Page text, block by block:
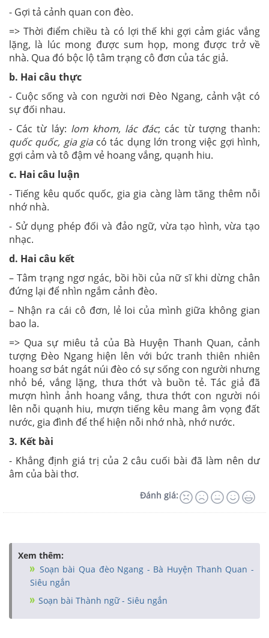
- Gợi tả cảnh quan con đèo.
=> Thời điểm chiều tà có lợi thế khi gợi cảm giác vắng
lặng, là lúc mong được sum họp, mong được trở về
nhà. Qua đó bộc lộ tâm trạng cô đơn của tác giả.
b. Hai câu thực
- Cuộc sống và con người nơi Đèo Ngang, cảnh vật có
sự đối nhau.
- Các từ láy: lom khom, lác đác; các từ tượng thanh:
quốc quốc, gia giacó tác dụng lớn trong việc gợi hình,
gợi cảm và tô đậm vẻ hoang vắng, quạnh hiu.
c. Hai câu luận
- Tiếng kêu quốc quốc, gia gia càng làm tăng thêm nỗi
nhớ nhà.
- Sử dụng phép đối và đảo ngữ, vừa tạo hình, vừa tạo
nhạc.
d. Hai câu kết
– Tâm trạng ngơ ngác, bồi hồi của nữ sĩ khi dừng chân
đứng lại để nhìn ngắm cảnh đèo.
– Nhận ra cái cô đơn, lẻ loi của mình giữa không gian
bao la.
=> Qua sự miêu tả của Bà Huyện Thanh Quan, cảnh
tượng Đèo Ngang hiện lên với bức tranh thiên nhiên
hoang sơ bát ngát núi đèo có sự sống con người nhưng
nhỏ bé, vắng lặng, thưa thớt và buồn tẻ. Tác giả đã
mượn hình ảnh hoang vắng, thưa thớt con người nói
lên nỗi quạnh hiu, mượn tiếng kêu mang âm vọng đất
nước, gia đình để thể hiện nỗi nhớ nhà, nhớ nước.
3. Kết bài
- Khẳng định giá trị của 2 câu cuối bài đã làm nên dư
âm của bài thơ.
Đánh giá:
Xem thêm:
Soạn bài Qua đèo Ngang - Bà Huyện Thanh Quan -
Siêu ngắn
Soạn bài Thành ngữ - Siêu ngắn